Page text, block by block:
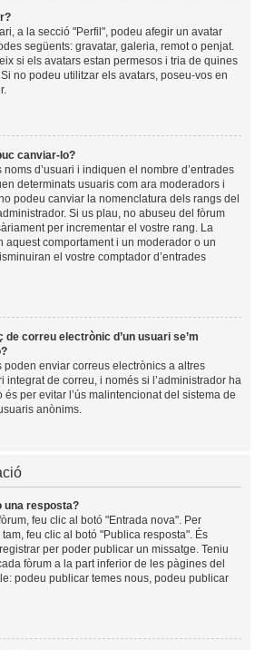
a la secció "Perfil", podeu afegir un avatar
següents: gravatar, galeria, remot o penjat.
si els avatars estan permesos i tria de quines
no podeu utilitzar els avatars, poseu-vos en
canviar-lo?
d’usuari i indiquen el nombre d’entrades
determinats usuaris com ara moderadors i
podeu canviar la nomenclatura dels rangs del
Si us plau, no abuseu del fòrum
per incrementar el vostre rang. La
aquest comportament i un moderador o un
el vostre comptador d’entrades
de correu electrònic d’un usuari se’m
poden enviar correus electrònics a altres
integrat de correu, i només si l’administrador ha
per evitar l’ús malintencionat del sistema de
anònims.
una resposta?
feu clic al botó "Entrada nova". Per
feu clic al botó "Publica resposta". És
per poder publicar un missatge. Teniu
fòrum a la part inferior de les pàgines del
podeu publicar temes nous, podeu publicar